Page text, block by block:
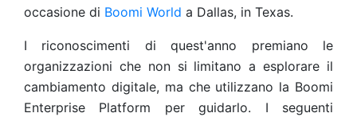
occasione di Boomi World a Dallas, in Texas.
I riconoscimenti di quest'anno premiano le
organizzazioni che non si limitano a esplorare il
cambiamento digitale, ma che utilizzano la Boomi
Enterprise Platform per guidarlo. I seguenti